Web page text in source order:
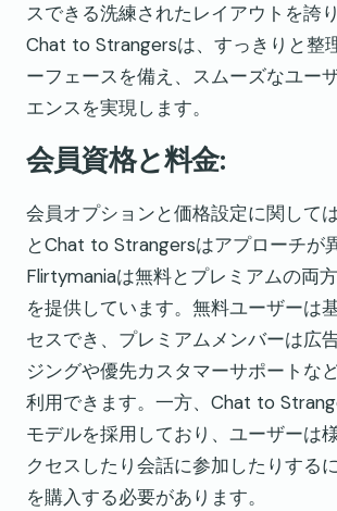
スできる洗練されたレイアウトを誇
Chat to Strangersは、すっきりと整
ーフェースを備え、スムーズなユー
エンスを実現します。
会員資格と料金:
会員オプションと価格設定に関して
とChat to Strangersはアプローチが
Flirtymaniaは無料とプレミアムの両
を提供しています。無料ユーザーは
セスでき、プレミアムメンバーは広
ジングや優先カスタマーサポートな
利用できます。一方、Chat to
モデルを採用しており、ユーザーは
クセスしたり会話に参加したりする
を購入する必要があります。